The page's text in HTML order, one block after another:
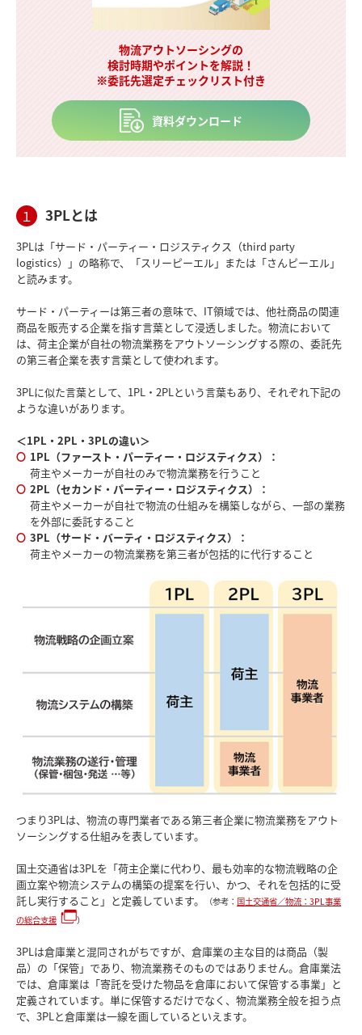
物流アウトソーシングの
検討時期やポイントを解説！
※委託先選定チェックリスト付き
資料ダウンロード
１ 3PLとは
3PLは「サード・パーティー・ロジスティクス（third party
logistics）」の略称で、「スリーピーエル」または「さんピーエル」
と読みます。
サード・パーティーは第三者の意味で、IT領域では、他社商品の関連
商品を販売する企業を指す言葉として浸透しました。物流において
は、荷主企業が自社の物流業務をアウトソーシングする際の、委託先
の第三者企業を表す言葉として使われます。
3PLに似た言葉として、1PL・2PLという言葉もあり、それぞれ下記の
ような違いがあります。
＜1PL・2PL・3PLの違い＞
1PL（ファースト・パーティー・ロジスティクス）：
荷主やメーカーが自社のみで物流業務を行うこと
2PL（セカンド・パーティー・ロジスティクス）：
荷主やメーカーが自社で物流の仕組みを構築しながら、一部の業務
を外部に委託すること
3PL（サード・バーティ・ロジスティクス）：
荷主やメーカーの物流業務を第三者が包括的に代行すること
つまり3PLは、物流の専門業者である第三者企業に物流業務をアウト
ソーシングする仕組みを表しています。
国土交通省は3PLを「荷主企業に代わり、最も効率的な物流戦略の企
画立案や物流システムの構築の提案を行い、かつ、それを包括的に受
託し実行すること」と定義しています。
（参考： 国土交通省／物流：3PL事業
の総合支援
）
3PLは倉庫業と混同されがちですが、倉庫業の主な目的は商品（製
品）の「保管」であり、物流業務そのものではありません。倉庫業法
では、倉庫業は「寄託を受けた物品を倉庫において保管する事業」と
定義されています。単に保管するだけでなく、物流業務全般を担う点
で、3PLと倉庫業は一線を画しているといえます。